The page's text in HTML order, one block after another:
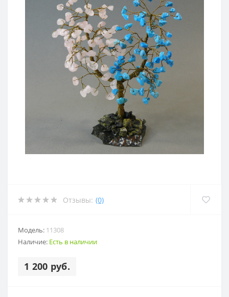
Отзывы: (0)
Модель: 11308
Наличие: Есть в наличии
1 200 руб.